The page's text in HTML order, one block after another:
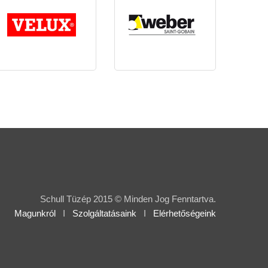
Schull Tüzép 2015 © Minden Jog Fenntartva.
Magunkról I Szolgáltatásaink I Elérhetőségeink